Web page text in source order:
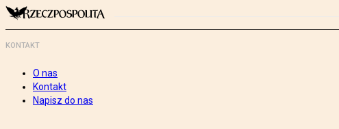
KONTAKT
O nas
Kontakt
Napisz do nas